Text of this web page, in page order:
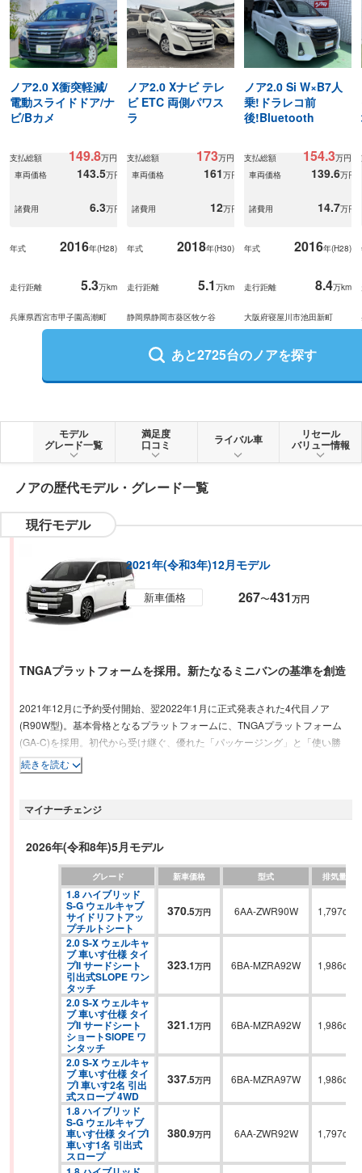
ノア2.0 X衝突軽減/
電動スライドドア/ナ
ビ/Bカメ
支払総額 149.8万円
車両価格
143.5万円
諸費用 6.3万円
年式 2016年(H28)
走行距離 5.3万km
兵庫県西宮市甲子園高潮町
ノア2.0 Xナビ テレ
ビ ETC 両側パワス
ラ
支払総額 173万円
車両価格
161万円
諸費用 12万円
年式 2018年(H30)
走行距離 5.1 万km
静岡県静岡市葵区牧ケ谷
ノア2.0 Si W×B7人
乗!ドラレコ前
後!Bluetooth
支払総額 154.3万円
車両価格
139.6万円
諸費用 14.7万円
年式 2016年(H28)
走行距離 8.4万km
大阪府寝屋川市池田新町
あと2725台のノアを探す
モデル
グレード一覧
満足度
口コミ ライバル車 リセール
バリュー情報
ノアの歴代モデル・グレード一覧
現行モデル
2021年(令和3年)12月モデル
新車価格 267〜431万円
TNGAプラットフォームを採用。新たなるミニバンの基準を創造
2021年12月に予約受付開始、翌2022年1月に正式発表された4代目ノア
(R90W型)。基本骨格となるプラットフォームに、TNGAプラットフォーム
(GA-C)を採用。初代から受け継ぐ、優れた「パッケージング」と「使い勝
手」の良さといった性能を深化させるとともに、最新の先進装備を採用する
ことでミニバンとしての魅力がさらに追求された。「堂々・モダン・上質」
骨格の最適化によって、左右のCピラー間距離1,295mm(従来型比+75mm)を
タセーフティセンスやトヨタチームメイトなど、最新の先進装備を採用し
た。新世代シリーズパラレルハイブリッド採用など磨き抜かれた動的性能が
魅力となっている。
続きを読む
マイナーチェンジ
2026年(令和8年)5月モデル
グレード 新車価格 型式 排気量
1.8 ハイブリッド
S-G ウェルキャブ
サイドリフトアッ
プチルトシート
370.5万円 6AA-ZWR90W 1,797cc
2.0 S-X ウェルキャ
ブ 車いす仕様 タイ
プII サードシート
引出式SLOPE ワン
タッチ
323.1万円 6BA-MZRA92W 1,986cc
2.0 S-X ウェルキャ
ブ 車いす仕様 タイ
プII サードシート
ショートSlOPE ワ
ンタッチ
321.1万円 6BA-MZRA92W 1,986cc
2.0 S-X ウェルキャ
ブ 車いす仕様 タイ
プI 車いす2名 引出
式スロープ 4WD
337.5万円 6BA-MZRA97W 1,986cc
1.8 ハイブリッド
S-G ウェルキャブ
車いす仕様 タイプI
車いす1名 引出式
スロープ
380.9万円 6AA-ZWR92W 1,797cc